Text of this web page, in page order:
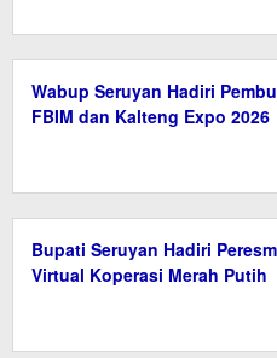
Wabup Seruyan Hadiri
FBIM dan Kalteng Expo 2026
Bupati Seruyan Hadiri
Virtual Koperasi Merah Putih